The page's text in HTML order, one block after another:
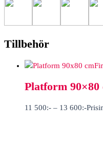
Tillbehör
Platform 90×80
11 500:- – 13 600:-